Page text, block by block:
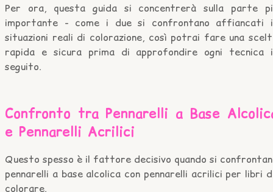
Per ora, questa guida si concentrerà sulla parte
importante - come i due si confrontano affiancati
situazioni reali di colorazione, così potrai fare una
rapida e sicura prima di approfondire ogni tecnica
seguito.
Confronto tra Pennarelli a Base
e Pennarelli Acrilici
Questo spesso è il fattore decisivo quando si
pennarelli a base alcolica con pennarelli acrilici per libri
colorare.